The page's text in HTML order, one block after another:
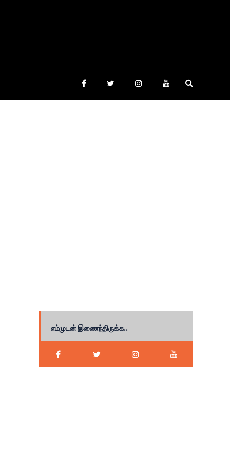
எம்முடன் இணைந்திருக்க..